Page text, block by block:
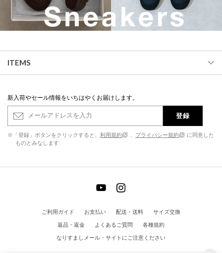
ITEMS
新入荷やセール情報をいちはやくお届けします。
登録
※「登録」ボタンをクリックすると、 利用規約 プライバシー規約
に同意した
ものとみなします
ご利用ガイド お支払い 配送・送料
サイズ交換
返品・返金
よくあるご質問
各種規約
なりすましメール・サイトにご注意ください